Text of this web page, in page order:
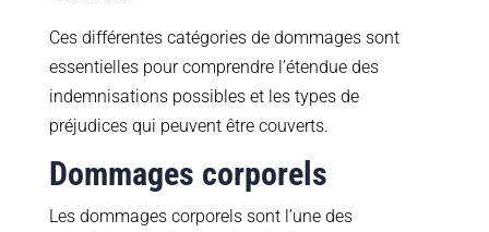
Ces différentes catégories de dommages sont
essentielles pour comprendre l’étendue des
indemnisations possibles et les types de
préjudices qui peuvent être couverts.
Dommages corporels
Les dommages corporels sont l’une des